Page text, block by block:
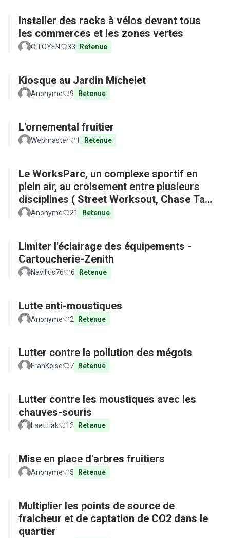
Installer des racks à vélos devant tous
les commerces et les zones vertes
CITOYEN 33 Retenue
Kiosque au Jardin Michelet
Anonyme 9 Retenue
L'ornemental fruitier
Webmaster 1 Retenue
Le WorksParc, un complexe sportif en
plein air, au croisement entre plusieurs
disciplines ( Street Worksout, Chase Tag,
Parkour)
Anonyme 21 Retenue
Limiter l'éclairage des équipements -
Cartoucherie-Zenith
Navillus76 6 Retenue
Lutte anti-moustiques
Anonyme 2 Retenue
Lutter contre la pollution des mégots
FranKoise 7 Retenue
Lutter contre les moustiques avec les
chauves-souris
Laetitiak 12 Retenue
Mise en place d'arbres fruitiers
Anonyme 5 Retenue
Multiplier les points de source de
fraicheur et de captation de CO2 dans le
quartier